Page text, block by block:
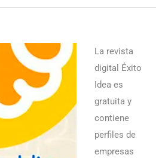
La revista
digital Éxito
Idea es
gratuita y
contiene
perfiles de
empresas